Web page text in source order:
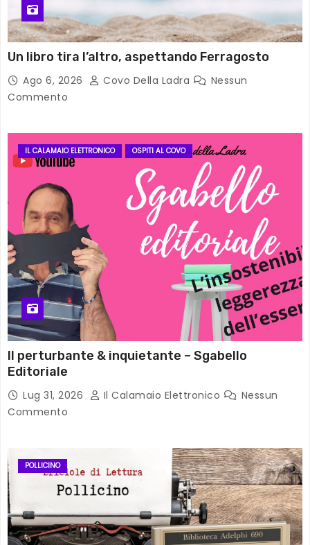
Un libro tira l’altro, aspettando Ferragosto
Ago 6, 2026 Covo Della Ladra
Nessun
Commento
IL CALAMAIO ELETTRONICO OSPITI AL COVO
Il perturbante & inquietante – Sgabello
Editoriale
Lug 31, 2026 Il Calamaio Elettronico
Nessun
Commento
POLLICINO